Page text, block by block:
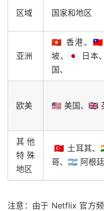
区域 国家和地区
亚洲
🇭🇰 香港、
坡、🇯🇵 日本
国、
欧美 🇺🇸 美国、🇬🇧
其他
特殊
地区
🇹🇷 土耳其、
哥、🇦🇷 阿根廷
注意：由于 Netflix 官方